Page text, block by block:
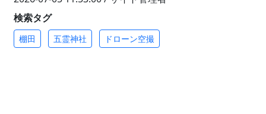
検索タグ
棚田 五霊神社 ドローン空撮